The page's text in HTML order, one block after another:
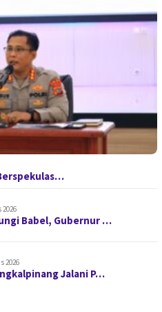
2026
Babel, Gubernur …
2026
Jalani P…